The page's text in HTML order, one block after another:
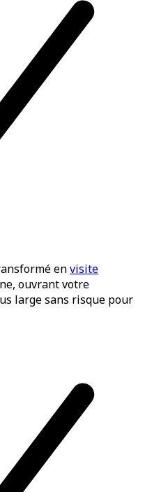
envisite
ouvrant votre
large sans risque pour